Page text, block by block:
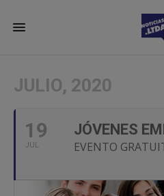
JULIO, 2020
19
JUL
JÓVENES
EVENTO